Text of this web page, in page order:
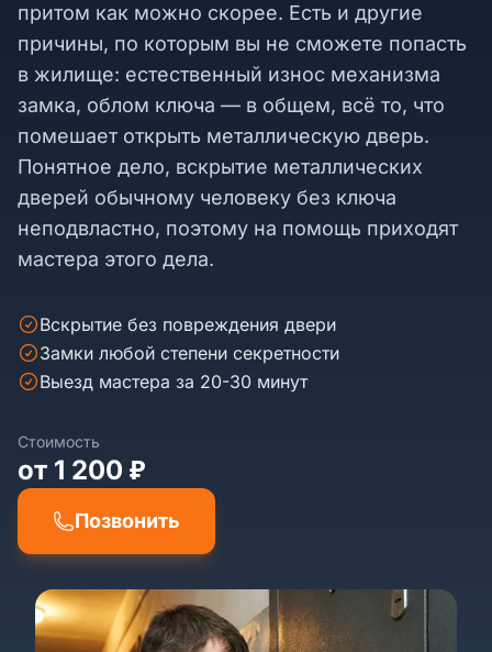
притом как можно скорее. Есть и другие
причины, по которым вы не сможете попасть
в жилище: естественный износ механизма
замка, облом ключа — в общем, всё то, что
помешает открыть металлическую дверь.
Понятное дело, вскрытие металлических
дверей обычному человеку без ключа
неподвластно, поэтому на помощь приходят
мастера этого дела.
Вскрытие без повреждения двери
Замки любой степени секретности
Выезд мастера за 20-30 минут
Стоимость
от 1 200 ₽
Позвонить